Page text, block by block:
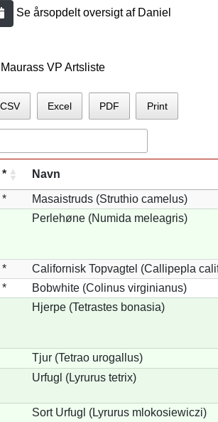
Se årsopdelt oversigt af Daniel
VP Artsliste
CSV Excel PDF Print
* Navn
*
Masaistruds (Struthio camelus)
Perlehøne (Numida meleagris)
*
Californisk Topvagtel (Callipepla
*
Bobwhite (Colinus virginianus)
Hjerpe (Tetrastes bonasia)
Tjur (Tetrao urogallus)
Urfugl (Lyrurus tetrix)
Sort Urfugl (Lyrurus mlokosiewiczi)